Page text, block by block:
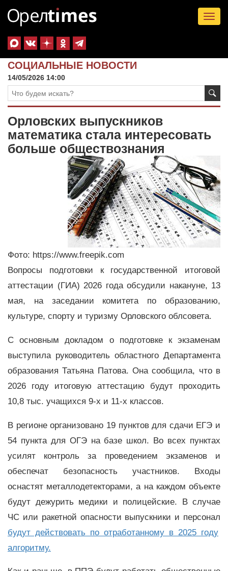
СОЦИАЛЬНЫЕ НОВОСТИ
14/05/2026 14:00
Орловских выпускников
математика стала интересовать
больше обществознания
Фото: https://www.freepik.com
Вопросы подготовки к государственной итоговой
аттестации (ГИА) 2026 года обсудили накануне, 13
мая, на заседании комитета по образованию,
культуре, спорту и туризму Орловского облсовета.
С основным докладом о подготовке к экзаменам
выступила руководитель областного Департамента
образования Татьяна Патова. Она сообщила, что в
2026 году итоговую аттестацию будут проходить
10,8 тыс. учащихся 9-х и 11-х классов.
В регионе организовано 19 пунктов для сдачи ЕГЭ и
54 пункта для ОГЭ на базе школ. Во всех пунктах
усилят контроль за проведением экзаменов и
обеспечат безопасность участников. Входы
оснастят металлодетекторами, а на каждом объекте
будут дежурить медики и полицейские. В случае
ЧС или ракетной опасности выпускники и персонал
будут действовать по отработанному в 2025 году
алгоритму.